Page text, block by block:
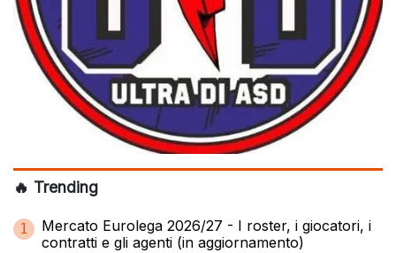
🔥 Trending
1
Mercato Eurolega 2026/27 - I roster, i giocatori, i
contratti e gli agenti (in aggiornamento)